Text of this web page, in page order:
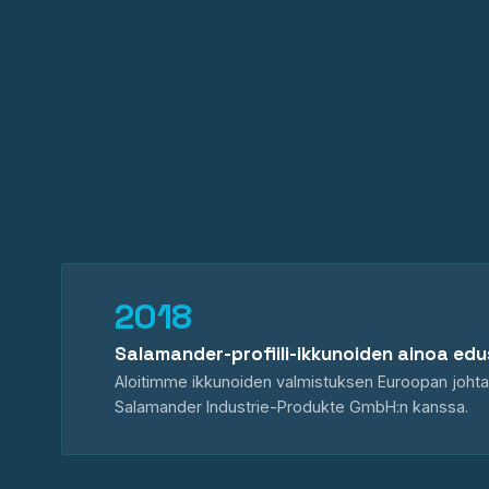
2018
Salamander-profiili-ikkunoiden ainoa
Aloitimme ikkunoiden valmistuksen Euroopan
Salamander Industrie-Produkte GmbH:n kanssa.